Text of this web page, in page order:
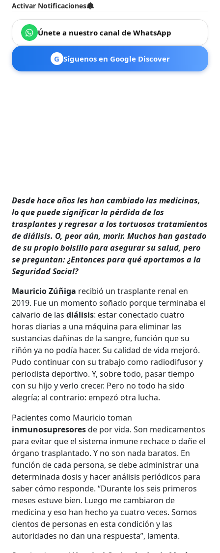
Activar Notificaciones
Únete a nuestro canal de WhatsApp
G Síguenos en Google Discover
Desde hace años les han cambiado las medicinas,
lo que puede significar la pérdida de los
trasplantes y regresar a los tortuosos tratamientos
de diálisis. O, peor aún, morir. Muchos han gastado
de su propio bolsillo para asegurar su salud, pero
se preguntan: ¿Entonces para qué aportamos a la
Seguridad Social?
Mauricio Zúñiga recibió un trasplante renal en
2019. Fue un momento soñado porque terminaba el
calvario de lasdiálisis: estar conectado cuatro
horas diarias a una máquina para eliminar las
sustancias dañinas de la sangre, función que su
riñón ya no podía hacer. Su calidad de vida mejoró.
Pudo continuar con su trabajo como radiodifusor y
periodista deportivo. Y, sobre todo, pasar tiempo
con su hijo y verlo crecer. Pero no todo ha sido
alegría; al contrario: empezó otra lucha.
Pacientes como Mauricio toman
inmunosupresoresde por vida. Son medicamentos
para evitar que el sistema inmune rechace o dañe el
órgano trasplantado. Y no son nada baratos. En
función de cada persona, se debe administrar una
determinada dosis y hacer análisis periódicos para
saber cómo responde. “Durante los seis primeros
meses estuve bien. Luego me cambiaron de
medicina y eso han hecho ya cuatro veces. Somos
cientos de personas en esta condición y las
autoridades no dan una respuesta”, lamenta.